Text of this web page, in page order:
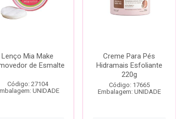
Lenço Mia Make
de Esmalte
Código: 27104
UNIDADE
Creme Para Pés
Hidramais Esfoliante
220g
Código: 17665
Embalagem: UNIDADE